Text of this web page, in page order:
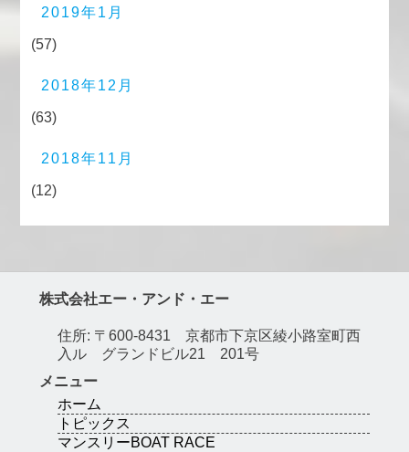
2019年1月
(57)
2018年12月
(63)
2018年11月
(12)
株式会社エー・アンド・エー
住所: 〒600-8431 京都市下京区綾小路室町西
入ル グランドビル21 201号
メニュー
ホーム
トピックス
マンスリーBOAT RACE